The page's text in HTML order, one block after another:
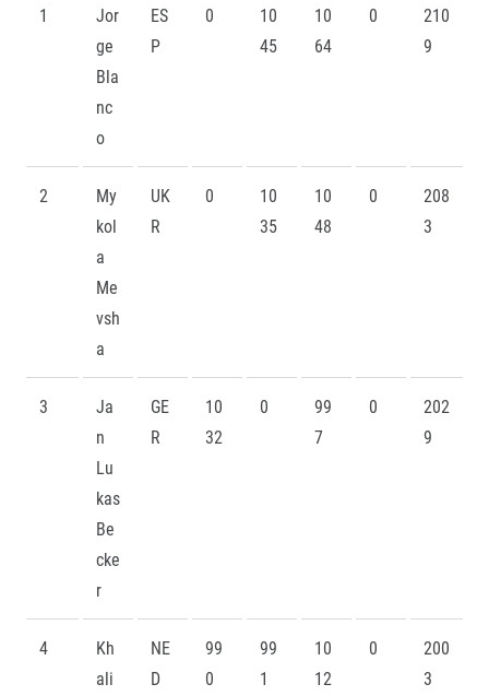
1
Jor
ge
Bla
nc
o
ES
P
0
10
45
10
64
0
210
9
2
My
kol
a
Me
vsh
a
UK
R
0
10
35
10
48
0
208
3
3
Ja
n
Lu
kas
Be
cke
r
GE
R
10
32
0
99
7
0
202
9
4
Kh
ali
NE
D
99
0
99
1
10
12
0
200
3